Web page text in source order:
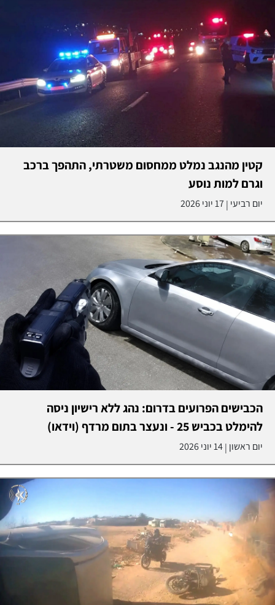
קטין מהנגב נמלט ממחסום משטרתי, התהפך ברכב
וגרם למות נוסע
יום רביעי |17 יוני 2026
הכבישים הפרועים בדרום: נהג ללא רישיון ניסה
להימלט בכביש 25 - ונעצר בתום מרדף (וידאו)
יום ראשון |14 יוני 2026